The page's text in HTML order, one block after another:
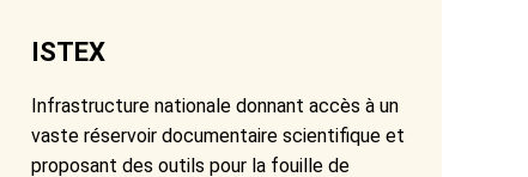
ISTEX
Infrastructure nationale donnant accès à un
vaste réservoir documentaire scientifique et
proposant des outils pour la fouille de